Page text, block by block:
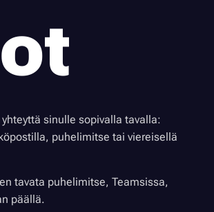
sinulle sopivalla tavalla:
puhelimitse tai viereisellä
tavata puhelimitse, Teamsissa,
päällä.